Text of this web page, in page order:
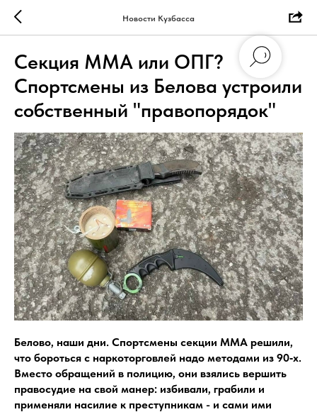
Новости Кузбасса
Секция ММА или ОПГ?
Спортсмены из Белова устроили
собственный "правопорядок"
Белово, наши дни. Спортсмены секции ММА решили,
что бороться с наркоторговлей надо методами из 90‑х.
Вместо обращений в полицию, они взялись вершить
правосудие на свой манер: избивали, грабили и
применяли насилие к преступникам - и сами ими